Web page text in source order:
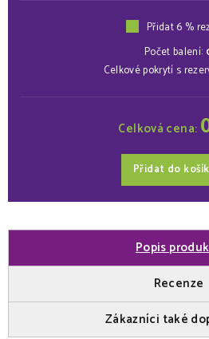
Přidat 6 %
Počet balení:
Celkové pokrytí s
Celková cena:
Přidat do
Popis
Recenze
Zákazníci také